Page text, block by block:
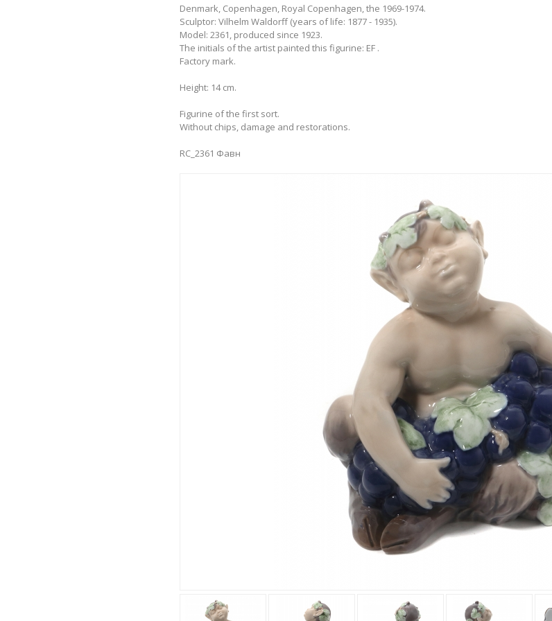
Denmark, Copenhagen, Royal Copenhagen, the 1969-1974.
Sculptor: Vilhelm Waldorff (years of life: 1877 - 1935).
Model: 2361, produced since 1923.
The initials of the artist painted this figurine: EF .
Factory mark.
Height: 14 cm.
Figurine of the first sort.
Without chips, damage and restorations.
RC_2361 Фавн